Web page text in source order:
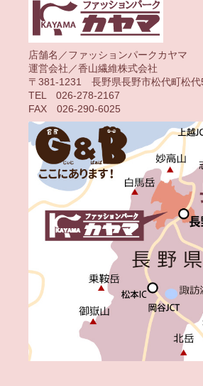
店舗名／ファッションパークカヤマ
運営会社／香山繊維株式会社
〒381-1231 長野県長野市松代町松代
TEL 026-278-2167
FAX 026-290-6025